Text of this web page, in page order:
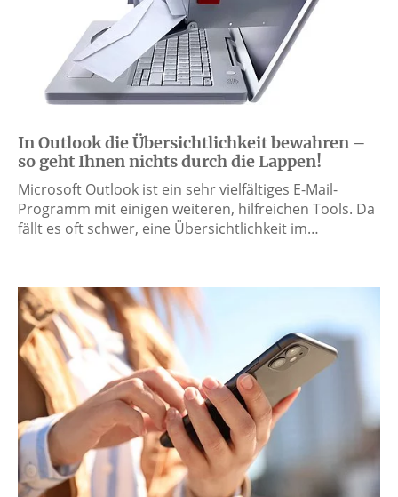
In Outlook die Übersichtlichkeit bewahren –
so geht Ihnen nichts durch die Lappen!
Microsoft Outlook ist ein sehr vielfältiges E-Mail-
Programm mit einigen weiteren, hilfreichen Tools. Da
fällt es oft schwer, eine Übersichtlichkeit im…